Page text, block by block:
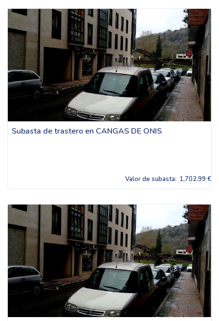
Subasta de trastero en CANGAS DE ONIS
Valor de subasta: 1,702.99 €